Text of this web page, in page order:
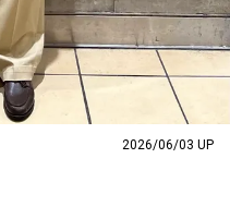
2026/06/03 UP